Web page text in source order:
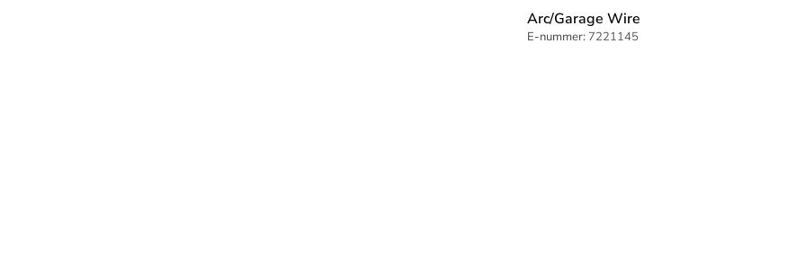
Arc/Garage Wire
E-nummer: 7221145